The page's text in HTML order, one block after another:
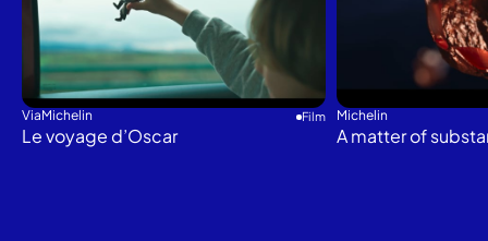
ViaMichelin Film
Le voyage d’Oscar
Michelin
A matter of